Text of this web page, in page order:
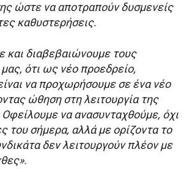
ώστε να αποτραπούν δυσμενείς
καθυστερήσεις.
και διαβεβαιώνουμε τους
ότι ως νέο προεδρείο,
να προχωρήσουμε σε ένα νέο
ώθηση στη λειτουργία της
να ανασυνταχθούμε, όχι
του σήμερα, αλλά με ορίζοντα το
δεν λειτουργούν πλέον με